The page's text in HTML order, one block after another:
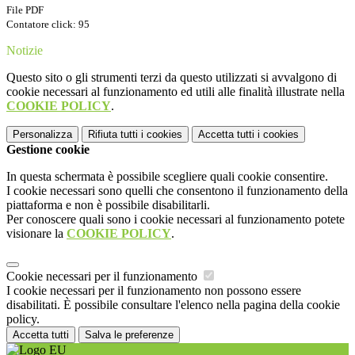
File PDF
Contatore click: 95
Notizie
Questo sito o gli strumenti terzi da questo utilizzati si avvalgono di
cookie necessari al funzionamento ed utili alle finalità illustrate nella
COOKIE POLICY.
Personalizza Rifiuta tutti i cookies Accetta tutti i cookies
Gestione cookie
In questa schermata è possibile scegliere quali cookie consentire.
I cookie necessari sono quelli che consentono il funzionamento della
piattaforma e non è possibile disabilitarli.
Per conoscere quali sono i cookie necessari al funzionamento potete
visionare la COOKIE POLICY.
Cookie necessari per il funzionamento
I cookie necessari per il funzionamento non possono essere
disabilitati. È possibile consultare l'elenco nella pagina della cookie
policy.
Accetta tutti Salva le preferenze